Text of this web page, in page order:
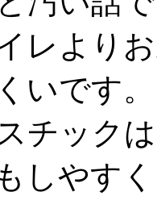
レより
いです。
チック
しやす